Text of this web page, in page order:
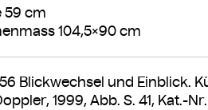
59 cm
104,5×90 cm
Blickwechsel und Einblick.
1999, Abb. S. 41, Kat.-Nr.